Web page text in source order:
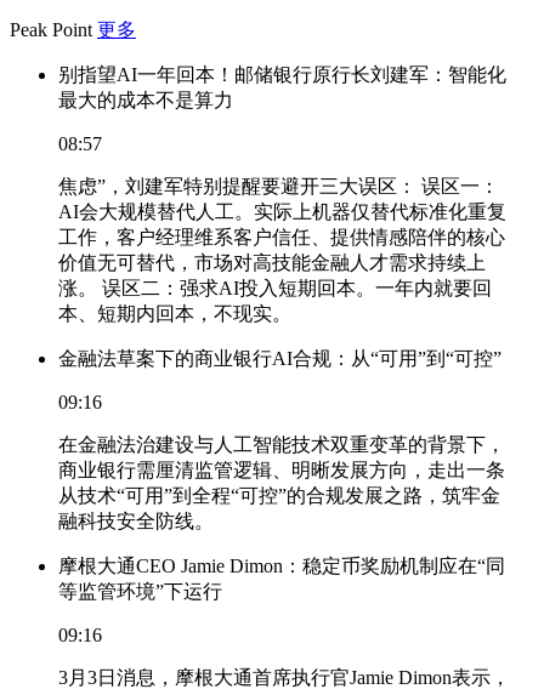
Peak Point 更多
别指望AI一年回本！邮储银行原行长刘建军：智能化
最大的成本不是算力
08:57
焦虑”，刘建军特别提醒要避开三大误区： 误区一：
AI会大规模替代人工。实际上机器仅替代标准化重复
工作，客户经理维系客户信任、提供情感陪伴的核心
价值无可替代，市场对高技能金融人才需求持续上
涨。 误区二：强求AI投入短期回本。一年内就要回
本、短期内回本，不现实。
金融法草案下的商业银行AI合规：从“可用”到“可控”
09:16
在金融法治建设与人工智能技术双重变革的背景下，
商业银行需厘清监管逻辑、明晰发展方向，走出一条
从技术“可用”到全程“可控”的合规发展之路，筑牢金
融科技安全防线。
摩根大通CEO Jamie Dimon：稳定币奖励机制应在“同
等监管环境”下运行
09:16
3月3日消息，摩根大通首席执行官Jamie Dimon表示，